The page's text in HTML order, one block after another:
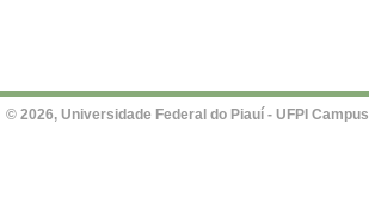
© 2026, Universidade Federal do Piauí - UFPI